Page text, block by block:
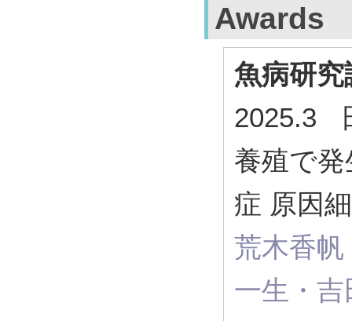
Awards
魚病研究
2025.3
養殖で
症 原因
荒木香
一生・吉